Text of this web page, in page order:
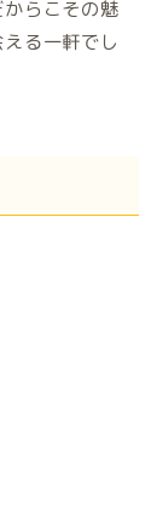
らこその魅
る一軒でし